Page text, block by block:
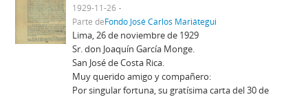
1929-11-26
Parte deFondo José Carlos Mariátegui
Lima, 26 de noviembre de 1929
Sr. don Joaquín García Monge.
San José de Costa Rica.
Muy querido amigo y compañero:
Por singular fortuna, su gratísima carta del 30 de